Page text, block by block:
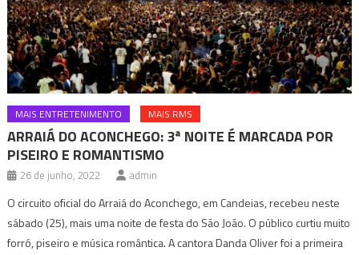
MAIS ENTRETENIMENTO MAIS RMS
ARRAIÁ DO ACONCHEGO: 3ª NOITE É MARCADA POR
PISEIRO E ROMANTISMO
26 de junho, 2022 admin
O circuito oficial do Arraiá do Aconchego, em Candeias, recebeu neste
sábado (25), mais uma noite de festa do São João. O público curtiu muito
forró, piseiro e música romântica. A cantora Danda Oliver foi a primeira